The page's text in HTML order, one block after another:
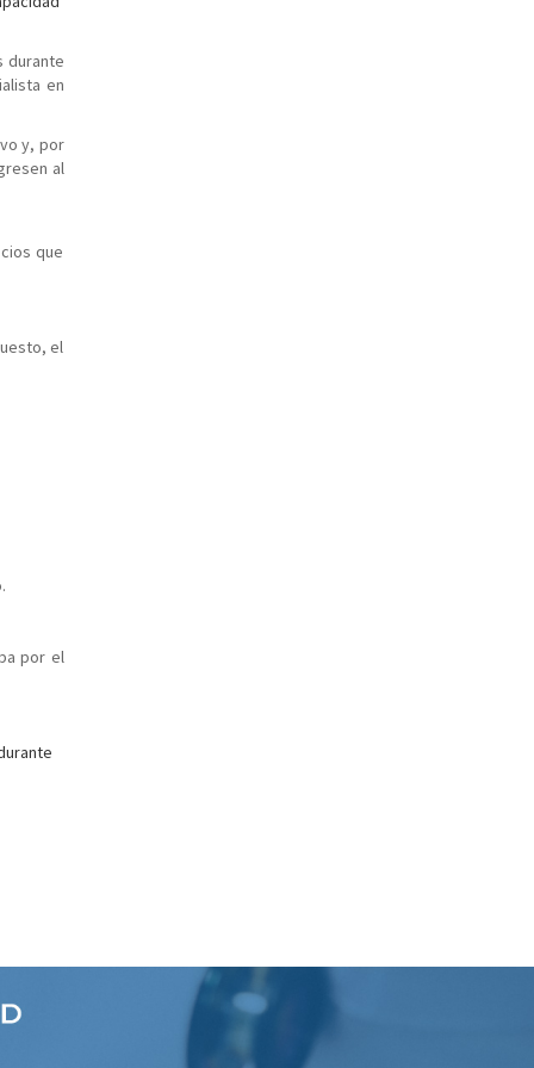
durante
en
y, por
al
que
el
por el